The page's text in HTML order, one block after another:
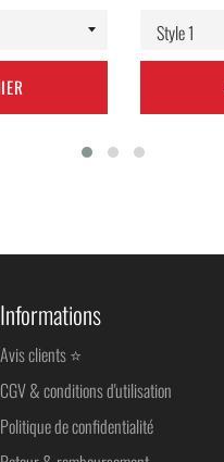
Informations
Avis clients ⭐
CGV & conditions d'utilisation
Politique de confidentialité